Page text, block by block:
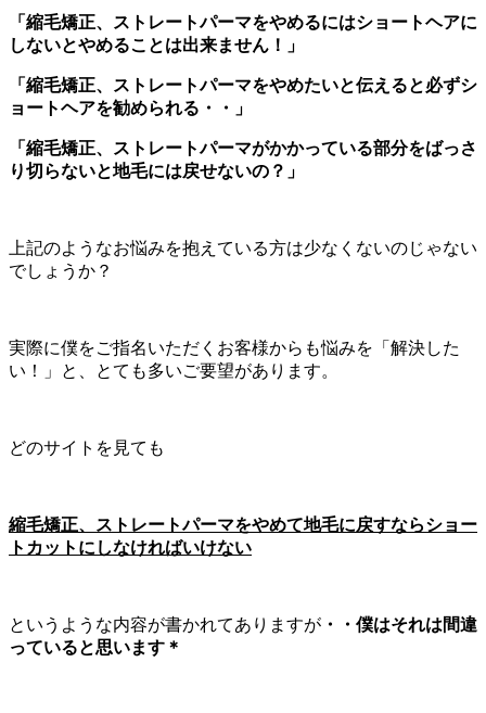
「縮毛矯正、ストレートパーマをやめるにはショートヘアに
しないとやめることは出来ません！」
「縮毛矯正、ストレートパーマをやめたいと伝えると必ずシ
ョートヘアを勧められる・・」
「縮毛矯正、ストレートパーマがかかっている部分をばっさ
り切らないと地毛には戻せないの？」
上記のようなお悩みを抱えている方は少なくないのじゃない
でしょうか？
実際に僕をご指名いただくお客様からも悩みを「解決した
い！」と、とても多いご要望があります。
どのサイトを見ても
縮毛矯正、ストレートパーマをやめて地毛に戻すならショー
トカットにしなければいけない
というような内容が書かれてありますが ・・僕はそれは間違
っていると思います＊